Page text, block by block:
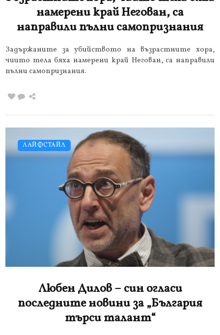
намерени край Негован, са
направили пълни самопризнания
Задържаните за убийството на възрастните хора,
чиито тела бяха намерени край Негован, са направили
пълни самопризнания.
ЛАЙФСТАЙЛ
Любен Дилов – син огласи
последните новини за „България
търси талант“